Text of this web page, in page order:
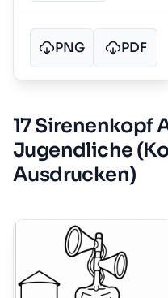
PNG PDF
17 Sirenenkopf
Jugendliche
Ausdrucken)